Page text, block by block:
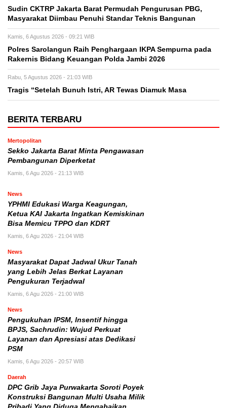
Sudin CKTRP Jakarta Barat Permudah Pengurusan PBG,
Masyarakat Diimbau Penuhi Standar Teknis Bangunan
Kamis, 6 Agustus 2026 - 09:21 WIB
Polres Sarolangun Raih Penghargaan IKPA Sempurna pada
Rakernis Bidang Keuangan Polda Jambi 2026
Rabu, 5 Agustus 2026 - 21:03 WIB
Tragis “Setelah Bunuh Istri, AR Tewas Diamuk Masa
BERITA TERBARU
Mertopolitan
Sekko Jakarta Barat Minta Pengawasan
Pembangunan Diperketat
Kamis, 6 Agu 2026 - 21:13 WIB
News
YPHMI Edukasi Warga Keagungan,
Ketua KAI Jakarta Ingatkan Kemiskinan
Bisa Memicu TPPO dan KDRT
Kamis, 6 Agu 2026 - 21:04 WIB
News
Masyarakat Dapat Jadwal Ukur Tanah
yang Lebih Jelas Berkat Layanan
Pengukuran Terjadwal
Kamis, 6 Agu 2026 - 21:00 WIB
News
Pengukuhan IPSM, Insentif hingga
BPJS, Sachrudin: Wujud Perkuat
Layanan dan Apresiasi atas Dedikasi
PSM
Kamis, 6 Agu 2026 - 20:57 WIB
Daerah
DPC Grib Jaya Purwakarta Soroti Poyek
Konstruksi Bangunan Multi Usaha Milik